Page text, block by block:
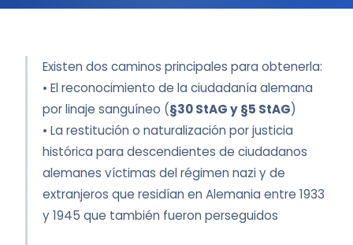
Existen dos caminos principales para obtenerla:
• El reconocimiento de la ciudadanía alemana
por linaje sanguíneo (§30 StAG y §5 StAG)
• La restitución o naturalización por justicia
histórica para descendientes de ciudadanos
alemanes víctimas del régimen nazi y de
extranjeros que residían en Alemania entre 1933
y 1945 que también fueron perseguidos